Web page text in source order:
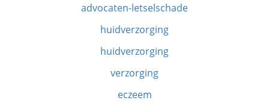
advocaten-letselschade
huidverzorging
huidverzorging
verzorging
eczeem